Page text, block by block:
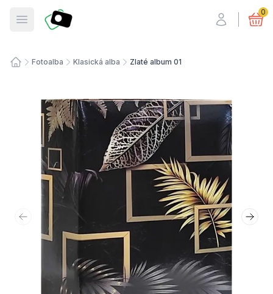
Otevřít menu
Fotosmart 0
Fotoalba Klasická alba Zlaté album 01
Předchozí snímek Další